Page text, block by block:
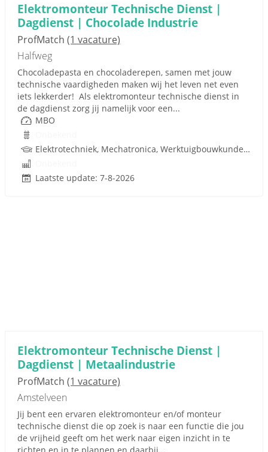
Elektromonteur Technische Dienst |
Dagdienst | Chocolade Industrie
ProfMatch (1 vacature)
Halfweg
Chocoladepasta en chocoladerepen, samen met jouw
technische vaardigheden maken wij het leven net even
iets lekkerder! Als elektromonteur technische dienst in
de dagdienst zorg jij namelijk voor een...
MBO
Elektrotechniek, Mechatronica, Werktuigbouwkunde, Besturingstechniek, Techniek
Laatste update: 7-8-2026
Elektromonteur Technische Dienst |
Dagdienst | Metaalindustrie
ProfMatch (1 vacature)
Amstelveen
Jij bent een ervaren elektromonteur en/of monteur
technische dienst die op zoek is naar een functie die jou
de vrijheid geeft om het werk naar eigen inzicht in te